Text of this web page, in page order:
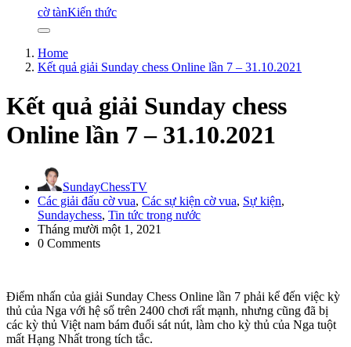
cờ tànKiến thức
Home
Kết quả giải Sunday chess Online lần 7 – 31.10.2021
Kết quả giải Sunday chess
Online lần 7 – 31.10.2021
SundayChessTV
Các giải đấu cờ vua, Các sự kiện cờ vua, Sự kiện,
Sundaychess, Tin tức trong nước
Tháng mười một 1, 2021
0 Comments
Điểm nhấn của giải Sunday Chess Online lần 7 phải kể đến việc kỳ
thủ của Nga với hệ số trên 2400 chơi rất mạnh, nhưng cũng đã bị
các kỳ thủ Việt nam bám đuổi sát nút, làm cho kỳ thủ của Nga tuột
mất Hạng Nhất trong tích tắc.